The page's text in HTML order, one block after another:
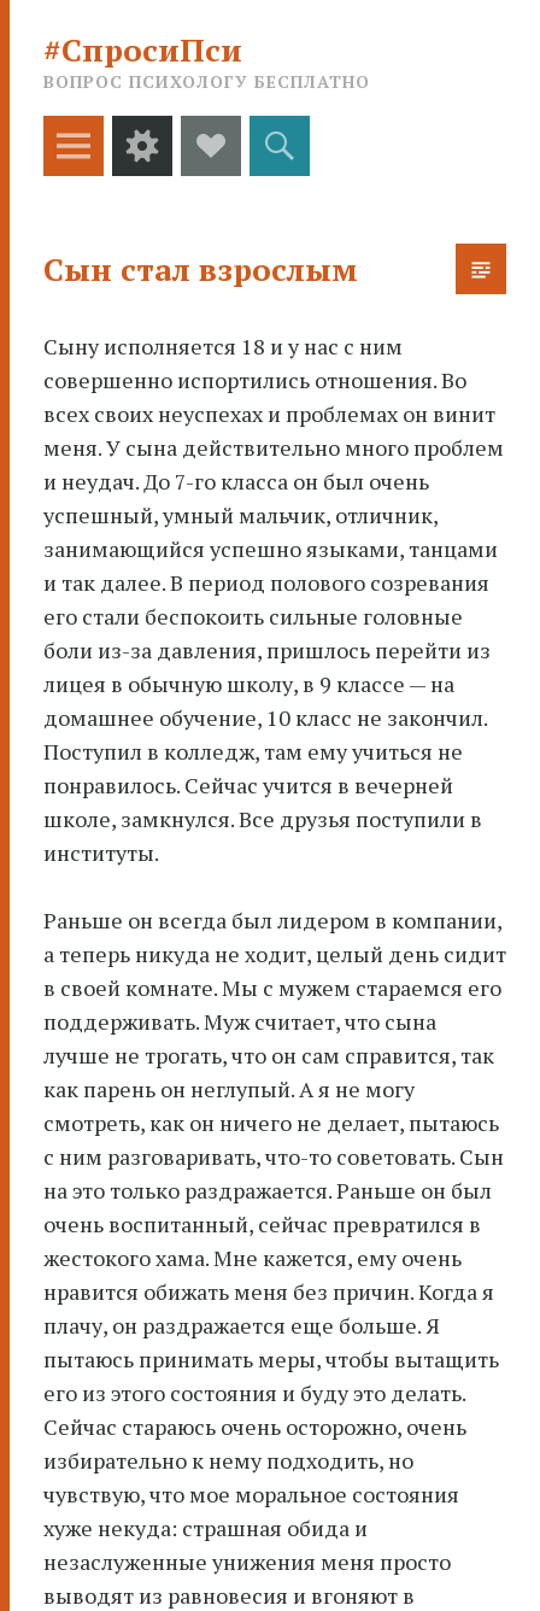
#СпросиПси
ВОПРОС ПСИХОЛОГУ БЕСПЛАТНО
Меню ВиджетыSocial
Links
Поиск
Сын стал взрослым
Сыну исполняется 18 и у нас с ним
совершенно испортились отношения. Во
всех своих неуспехах и проблемах он винит
меня. У сына действительно много проблем
и неудач. До 7-го класса он был очень
успешный, умный мальчик, отличник,
занимающийся успешно языками, танцами
и так далее. В период полового созревания
его стали беспокоить сильные головные
боли из-за давления, пришлось перейти из
лицея в обычную школу, в 9 классе — на
домашнее обучение, 10 класс не закончил.
Поступил в колледж, там ему учиться не
понравилось. Сейчас учится в вечерней
школе, замкнулся. Все друзья поступили в
институты.
Раньше он всегда был лидером в компании,
а теперь никуда не ходит, целый день сидит
в своей комнате. Мы с мужем стараемся его
поддерживать. Муж считает, что сына
лучше не трогать, что он сам справится, так
как парень он неглупый. А я не могу
смотреть, как он ничего не делает, пытаюсь
с ним разговаривать, что-то советовать. Сын
на это только раздражается. Раньше он был
очень воспитанный, сейчас превратился в
жестокого хама. Мне кажется, ему очень
нравится обижать меня без причин. Когда я
плачу, он раздражается еще больше. Я
пытаюсь принимать меры, чтобы вытащить
его из этого состояния и буду это делать.
Сейчас стараюсь очень осторожно, очень
избирательно к нему подходить, но
чувствую, что мое моральное состояния
хуже некуда: страшная обида и
незаслуженные унижения меня просто
выводят из равновесия и вгоняют в